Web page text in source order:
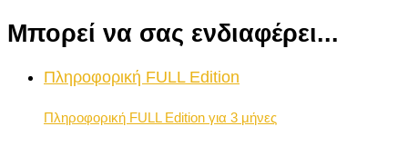
Μπορεί να σας ενδιαφέρει...
Πληροφορική FULL Edition
Πληροφορική FULL Edition για 3 μήνες